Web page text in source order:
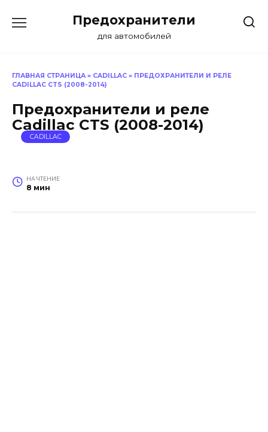
Предохранители
для автомобилей
ГЛАВНАЯ СТРАНИЦА » CADILLAC » ПРЕДОХРАНИТЕЛИ И РЕЛЕ
CADILLAC CTS (2008-2014)
Предохранители и реле
Cadillac CTS (2008-2014)
CADILLAC
НА ЧТЕНИЕ
8 мин